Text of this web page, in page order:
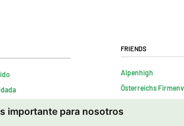
importante para nosotros
Friends
Alpenhigh
Österreichs